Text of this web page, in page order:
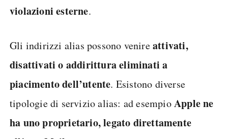
violazioni esterne.
Gli indirizzi alias possono venireattivati,
disattivati o addirittura eliminati a
piacimento dell’utente. Esistono diverse
tipologie di servizio alias: ad esempioApple ne
ha uno proprietario, legato direttamente